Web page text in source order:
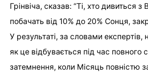
Грінвіча, сказав: “Ті, хто дивиться з
побачать від 10% до 20% Сонця,
У результаті, за словами експертів,
як це відбувається під час повного
затемнення, коли Місяць повністю